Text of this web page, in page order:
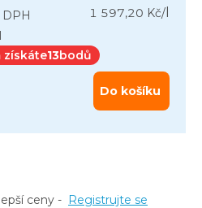
DPH 1 597,20 Kč/
získáte13bodů
Do košíku
ceny - Registrujte se